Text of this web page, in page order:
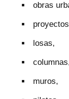
obras
losas,
muros,